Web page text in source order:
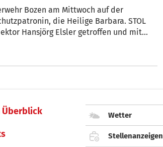
Bozen am Mittwoch auf der
die Heilige Barbara. STOL
Überblick Wetter
Stellenanzeigen